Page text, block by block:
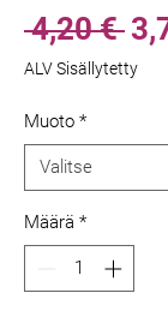
4,20 €
ALV Sisällytetty
Muoto *
Määrä *